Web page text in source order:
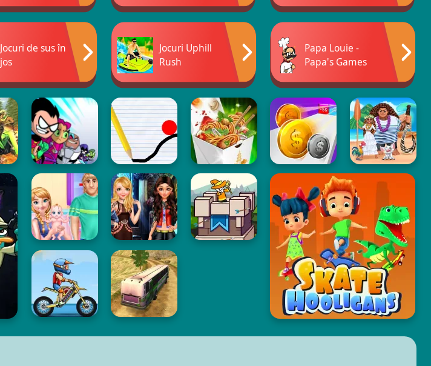
Jocuri de sus în
jos
Jocuri Uphill
Rush
Papa Louie -
Papa's Games